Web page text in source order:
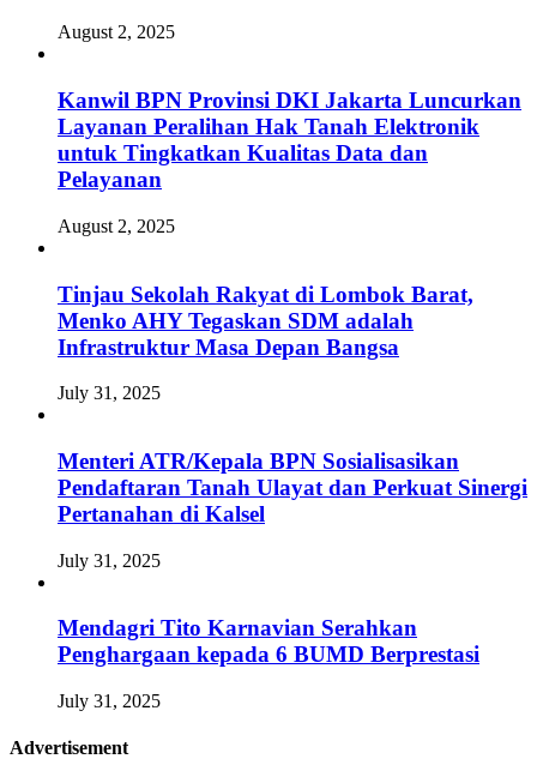
August 2, 2025
Kanwil BPN Provinsi DKI Jakarta Luncurkan
Layanan Peralihan Hak Tanah Elektronik
untuk Tingkatkan Kualitas Data dan
Pelayanan
August 2, 2025
Tinjau Sekolah Rakyat di Lombok Barat,
Menko AHY Tegaskan SDM adalah
Infrastruktur Masa Depan Bangsa
July 31, 2025
Menteri ATR/Kepala BPN Sosialisasikan
Pendaftaran Tanah Ulayat dan Perkuat Sinergi
Pertanahan di Kalsel
July 31, 2025
Mendagri Tito Karnavian Serahkan
Penghargaan kepada 6 BUMD Berprestasi
July 31, 2025
Advertisement